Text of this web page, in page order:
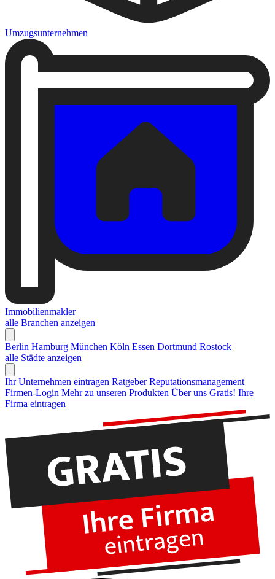
Umzugsunternehmen
Immobilienmakler
alle Branchen anzeigen
Berlin Hamburg München Köln Essen Dortmund Rostock
alle Städte anzeigen
Ihr Unternehmen eintragen Ratgeber Reputationsmanagement
Firmen-Login Mehr zu unseren Produkten Über uns Gratis! Ihre
Firma eintragen